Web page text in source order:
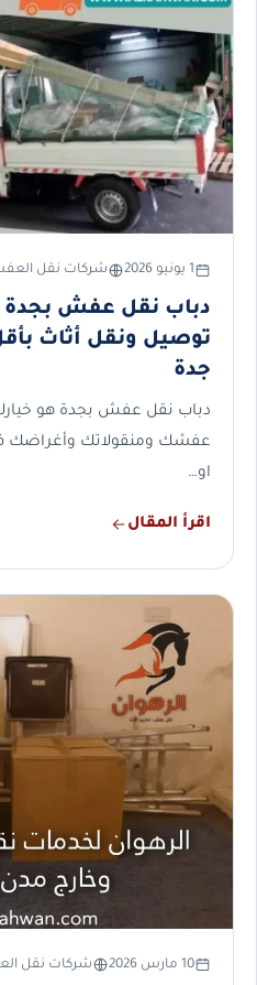
1 يونيو 2026 شركات نقل
توصيل ونقل أثاث
جدة
دباب نقل عفش بجدة هو
عفشك ومنقولاتك وأغراضك
او…
اقرأ المقال
10 مارس 2026 شركات نقل